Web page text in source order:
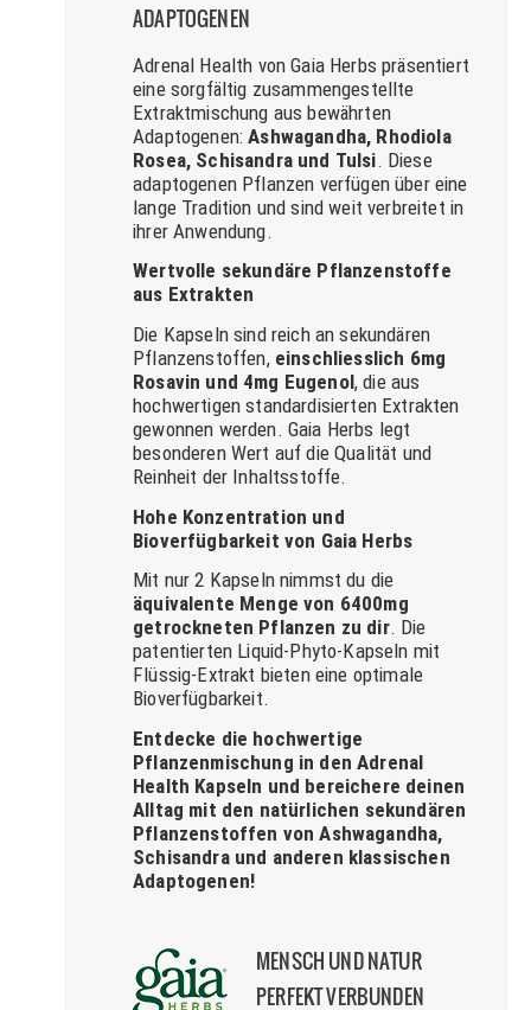
ADAPTOGENEN
Adrenal Health von Gaia Herbs präsentiert
eine sorgfältig zusammengestellte
Extraktmischung aus bewährten
Adaptogenen:Ashwagandha, Rhodiola
Rosea, Schisandra und Tulsi. Diese
adaptogenen Pflanzen verfügen über eine
lange Tradition und sind weit verbreitet in
ihrer Anwendung.
Wertvolle sekundäre Pflanzenstoffe
aus Extrakten
Die Kapseln sind reich an sekundären
Pflanzenstoffen, einschliesslich 6mg
Rosavin und 4mg Eugenol, die aus
hochwertigen standardisierten Extrakten
gewonnen werden. Gaia Herbs legt
besonderen Wert auf die Qualität und
Reinheit der Inhaltsstoffe.
Hohe Konzentration und
Bioverfügbarkeit von Gaia Herbs
Mit nur 2 Kapseln nimmst du die
äquivalente Menge von 6400mg
getrockneten Pflanzen zu dir. Die
patentierten Liquid-Phyto-Kapseln mit
Flüssig-Extrakt bieten eine optimale
Bioverfügbarkeit.
Entdecke die hochwertige
Pflanzenmischung in den Adrenal
Health Kapseln und bereichere deinen
Alltag mit den natürlichen sekundären
Pflanzenstoffen von Ashwagandha,
Schisandra und anderen klassischen
Adaptogenen!
MENSCH UND NATUR
PERFEKT VERBUNDEN